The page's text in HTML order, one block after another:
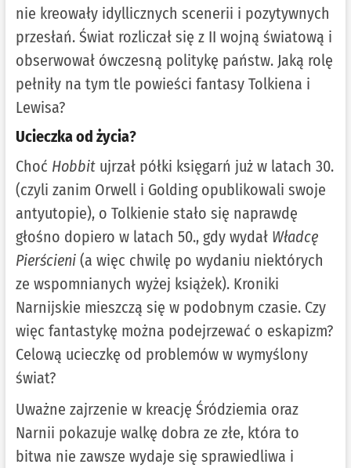
nie kreowały idyllicznych scenerii i pozytywnych
przesłań. Świat rozliczał się z II wojną światową i
obserwował ówczesną politykę państw. Jaką rolę
pełniły na tym tle powieści fantasy Tolkiena i
Lewisa?
Ucieczka od życia?
Choć Hobbitujrzał półki księgarń już w latach 30.
(czyli zanim Orwell i Golding opublikowali swoje
antyutopie), o Tolkienie stało się naprawdę
głośno dopiero w latach 50., gdy wydał Władcę
Pierścieni(a więc chwilę po wydaniu niektórych
ze wspomnianych wyżej książek). Kroniki
Narnijskie mieszczą się w podobnym czasie. Czy
więc fantastykę można podejrzewać o eskapizm?
Celową ucieczkę od problemów w wymyślony
świat?
Uważne zajrzenie w kreację Śródziemia oraz
Narnii pokazuje walkę dobra ze złe, która to
bitwa nie zawsze wydaje się sprawiedliwa i